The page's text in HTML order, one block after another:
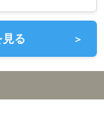
る ＞